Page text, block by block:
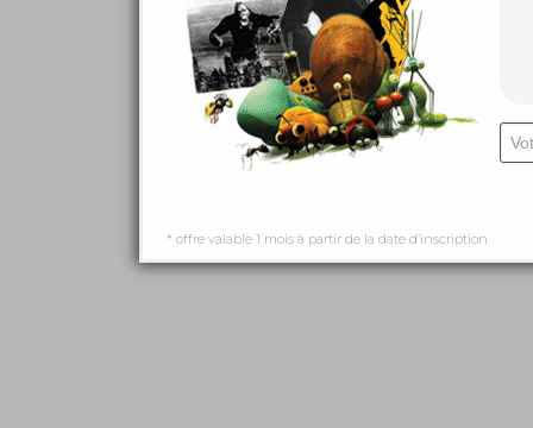
* offre valable 1 mois à partir de la date d’inscription